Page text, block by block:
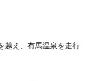
越え、有馬温泉を走行